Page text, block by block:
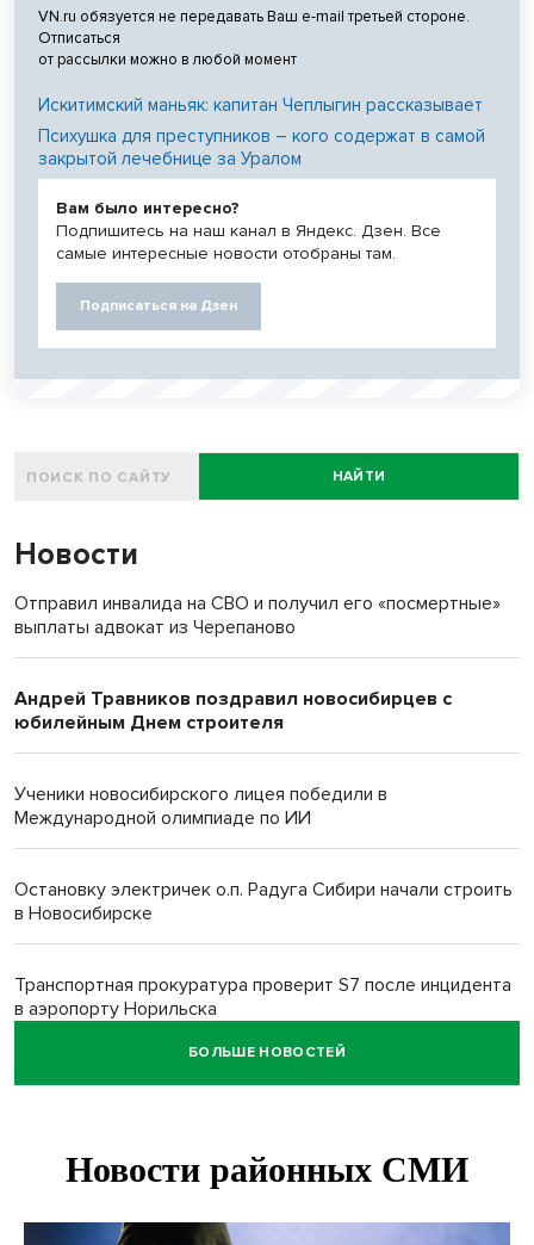
VN.ru обязуется не передавать Ваш e-mail третьей стороне.
Отписаться
от рассылки можно в любой момент
Искитимский маньяк: капитан Чеплыгин рассказывает
Психушка для преступников – кого содержат в самой
закрытой лечебнице за Уралом
Вам было интересно?
Подпишитесь на наш канал в Яндекс. Дзен. Все
самые интересные новости отобраны там.
Подписаться на Дзен
НАЙТИ
Новости
Отправил инвалида на СВО и получил его «посмертные»
выплаты адвокат из Черепаново
Андрей Травников поздравил новосибирцев с
юбилейным Днем строителя
Ученики новосибирского лицея победили в
Международной олимпиаде по ИИ
Остановку электричек о.п. Радуга Сибири начали строить
в Новосибирске
Транспортная прокуратура проверит S7 после инцидента
в аэропорту Норильска
БОЛЬШЕ НОВОСТЕЙ